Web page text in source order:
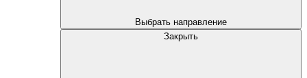
Выбрать направление
Закрыть